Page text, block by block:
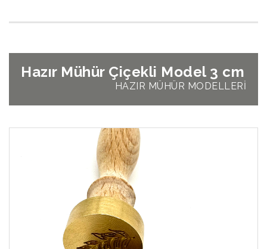
Hazır Mühür Çiçekli Model 3 cm
HAZIR MÜHÜR MODELLERİ